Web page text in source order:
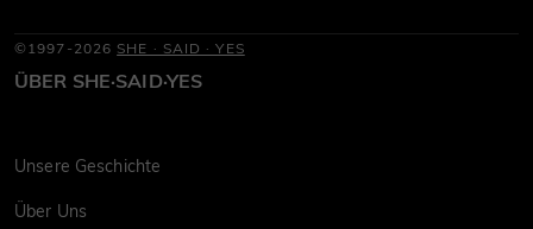
©1997-2026 SHE · SAID · YES
ÜBER SHE·SAID·YES
Unsere Geschichte
Über Uns